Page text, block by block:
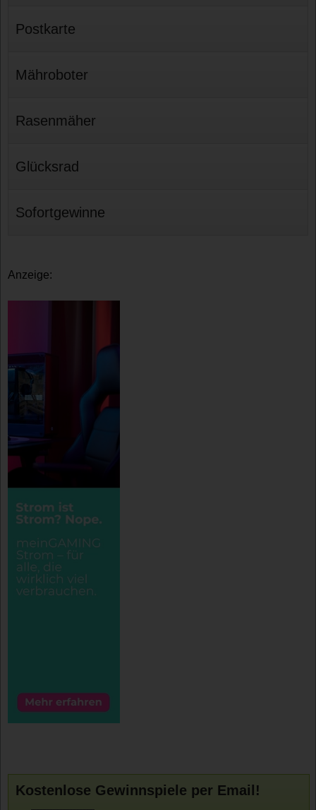
Postkarte
Mähroboter
Rasenmäher
Glücksrad
Sofortgewinne
Anzeige:
Kostenlose Gewinnspiele per Email!